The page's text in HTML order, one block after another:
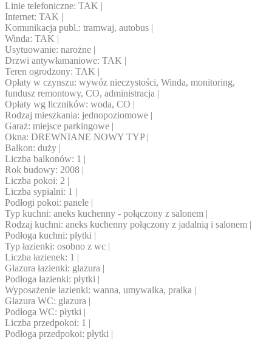
Linie telefoniczne: TAK |
Internet: TAK |
Komunikacja publ.: tramwaj, autobus |
Winda: TAK |
Usytuowanie: narożne |
Drzwi antywłamaniowe: TAK |
Teren ogrodzony: TAK |
Opłaty w czynszu: wywóz nieczystości, Winda, monitoring,
fundusz remontowy, CO, administracja |
Opłaty wg liczników: woda, CO |
Rodzaj mieszkania: jednopoziomowe |
Garaż: miejsce parkingowe |
Okna: DREWNIANE NOWY TYP |
Balkon: duży |
Liczba balkonów: 1 |
Rok budowy: 2008 |
Liczba pokoi: 2 |
Liczba sypialni: 1 |
Podłogi pokoi: panele |
Typ kuchni: aneks kuchenny - połączony z salonem |
Rodzaj kuchni: aneks kuchenny połączony z jadalnią i salonem |
Podłoga kuchni: płytki |
Typ łazienki: osobno z wc |
Liczba łazienek: 1 |
Glazura łazienki: glazura |
Podłoga łazienki: płytki |
Wyposażenie łazienki: wanna, umywalka, pralka |
Glazura WC: glazura |
Podłoga WC: płytki |
Liczba przedpokoi: 1 |
Podłoga przedpokoi: płytki |